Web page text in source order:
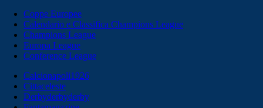
Coppe Europee
Calendario e Classifica Champions League
Champions League
Europa League
Conference League
Calcionapoli1926
Cittaceleste
Derbyderbyderby